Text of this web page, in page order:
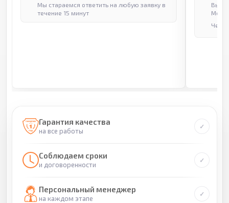
Мы стараемся ответить на любую заявку в
течение 15 минут
Гарантия качества
на все работы
Соблюдаем сроки
и договоренности
Персональный менеджер
на каждом этапе